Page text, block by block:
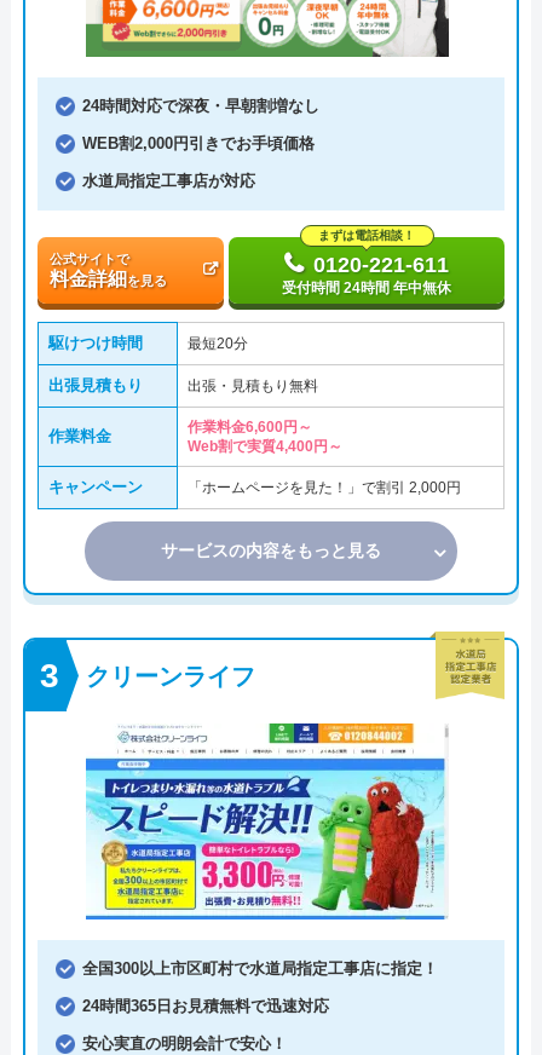
24時間対応で深夜・早朝割増なし
WEB割2,000円引きでお手頃価格
水道局指定工事店が対応
公式サイトで
料金詳細を見る
まずは電話相談！
0120-221-611
受付時間 24時間 年中無休
駆けつけ時間 最短20分
出張見積もり 出張・見積もり無料
作業料金
作業料金6,600円～
Web割で実質4,400円～
キャンペーン 「ホームページを見た！」で割引 2,000円
サービスの内容をもっと見る
クリーンライフ
全国300以上市区町村で水道局指定工事店に指定！
24時間365日お見積無料で迅速対応
安心実直の明朗会計で安心！